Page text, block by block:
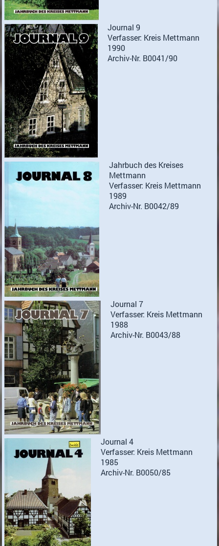
Journal 9
Verfasser: Kreis Mettmann
1990
Archiv-Nr. B0041/90
Jahrbuch des Kreises
Mettmann
Verfasser: Kreis Mettmann
1989
Archiv-Nr. B0042/89
Journal 7
Verfasser: Kreis Mettmann
1988
Archiv-Nr. B0043/88
Journal 4
Verfasser: Kreis Mettmann
1985
Archiv-Nr. B0050/85